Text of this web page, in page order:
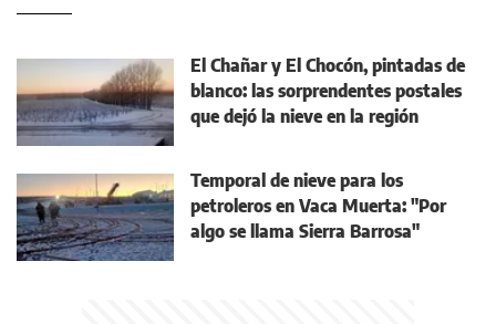
El Chañar y El Chocón, pintadas de
blanco: las sorprendentes postales
que dejó la nieve en la región
Temporal de nieve para los
petroleros en Vaca Muerta: "Por
algo se llama Sierra Barrosa"